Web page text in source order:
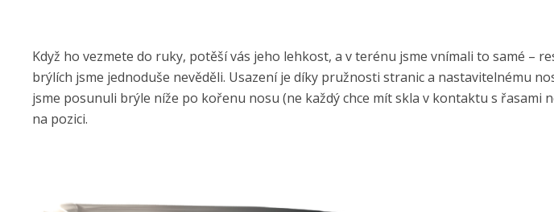
Když ho vezmete do ruky, potěší vás jeho lehkost, a v terénu jsme vnímali to samé –
brýlích jsme jednoduše nevěděli. Usazení je díky pružnosti stranic a nastavitelnému
jsme posunuli brýle níže po kořenu nosu (ne každý chce mít skla v kontaktu s řasami
na pozici.